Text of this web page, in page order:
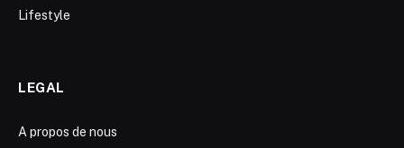
Lifestyle
LEGAL
A propos de nous